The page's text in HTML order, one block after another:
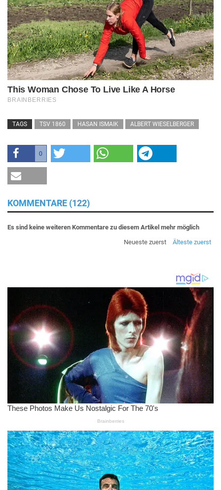
TAGS TSV 1860 HASAN ISMAIK ALBERT WIESELBERGER
0
KOMMENTARE (122)
Es sind keine weiteren Kommentare zu diesem Artikel mehr möglich
Neueste zuerst
Älteste zuerst